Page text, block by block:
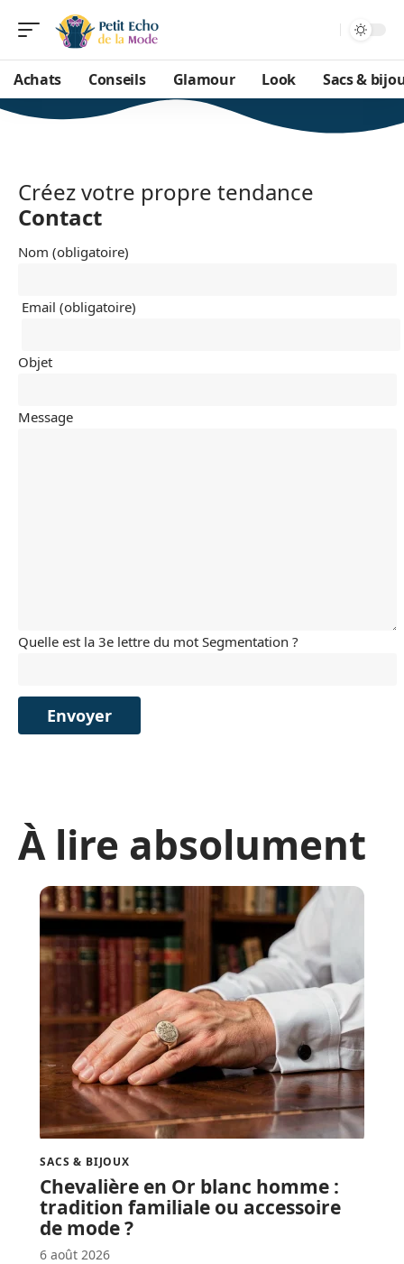
Achats Conseils Glamour Look Sacs &
Créez votre propre tendance
Contact
Nom (obligatoire)
Email (obligatoire)
Objet
Message
Quelle est la 3e lettre du mot Segmentation ?
À lire absolument
SACS & BIJOUX
Chevalière en Or blanc homme :
tradition familiale ou accessoire
de mode ?
6 août 2026